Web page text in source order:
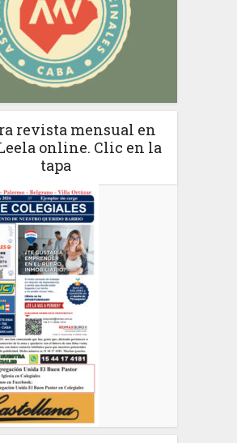
revista mensual en
online. Clic en la
tapa